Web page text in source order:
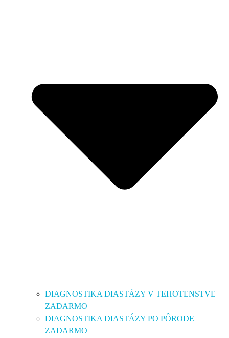
DIAGNOSTIKA DIASTÁZY V TEHOTENSTVE
ZADARMO
DIAGNOSTIKA DIASTÁZY PO PÔRODE
ZADARMO